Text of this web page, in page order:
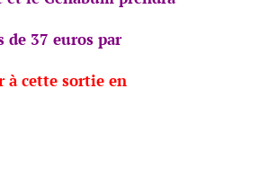
de 37 euros par
à cette sortie en